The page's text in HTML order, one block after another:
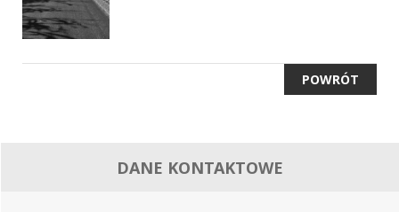
POWRÓT
DANE KONTAKTOWE